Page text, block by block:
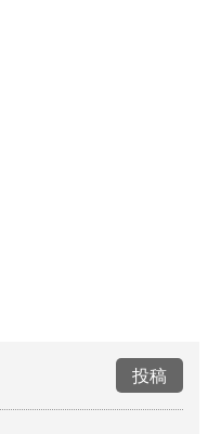
投稿